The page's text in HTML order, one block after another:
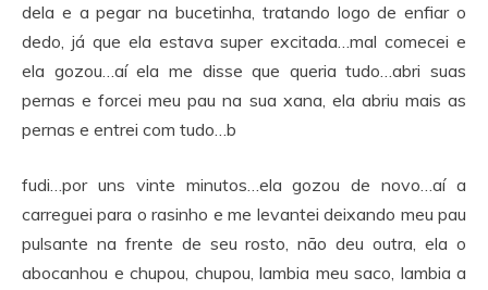
dela e a pegar na bucetinha, tratando logo de enfiar o
dedo, já que ela estava super excitada…mal comecei e
ela gozou…aí ela me disse que queria tudo…abri suas
pernas e forcei meu pau na sua xana, ela abriu mais as
pernas e entrei com tudo…b
fudi…por uns vinte minutos…ela gozou de novo…aí a
carreguei para o rasinho e me levantei deixando meu pau
pulsante na frente de seu rosto, não deu outra, ela o
abocanhou e chupou, chupou, lambia meu saco, lambia a